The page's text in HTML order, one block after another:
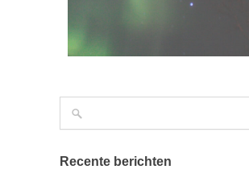
Recente berichten